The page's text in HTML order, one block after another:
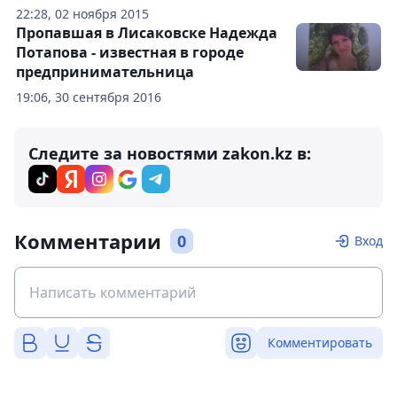
22:28, 02 ноября 2015
19:06, 30 сентября 2016
Пропавшая в Лисаковске Надежда
Потапова - известная в городе
предпринимательница
Следите за новостями zakon.kz в:
Комментарии 0 Вход
Комментировать